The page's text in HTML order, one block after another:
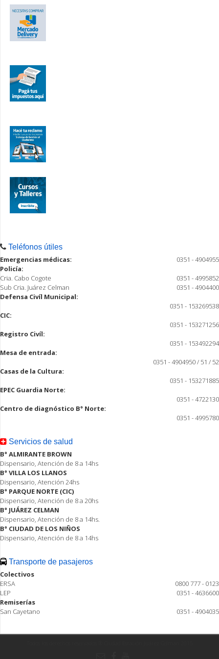
Teléfonos útiles
Emergencias médicas:
0351 - 4904955
Policía:
Cria. Cabo Cogote
0351 - 4995852
Sub Cria. Juárez Celman
0351 - 4904400
Defensa Civíl Municipal:
0351 - 153269538
CIC:
0351 - 153271256
Registro Civíl:
0351 - 153492294
Mesa de entrada:
0351 - 4904950 / 51 / 52
Casas de la Cultura:
0351 - 153271885
EPEC Guardia Norte:
0351 - 4722130
Centro de diagnóstico B° Norte:
0351 - 4995780
Servicios de salud
B° ALMIRANTE BROWN
Dispensario, Atención de 8 a 14hs
B° VILLA LOS LLANOS
Dispensario, Atención 24hs
B° PARQUE NORTE (CIC)
Dispensario, Atención de 8 a 20hs
B° JUÁREZ CELMAN
Dispensario, Atención de 8 a 14hs.
B° CIUDAD DE LOS NIÑOS
Dispensario, Atención de 8 a 14hs
Transporte de pasajeros
Colectivos
ERSA
0800 777 - 0123
LEP
0351 - 4636600
Remiserías
San Cayetano
0351 - 4904035